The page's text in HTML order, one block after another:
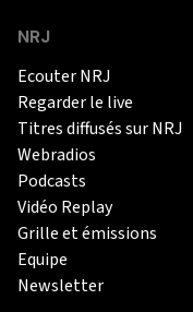
NRJ
Ecouter NRJ
Regarder le live
Titres diffusés sur NRJ
Webradios
Podcasts
Vidéo Replay
Grille et émissions
Equipe
Newsletter